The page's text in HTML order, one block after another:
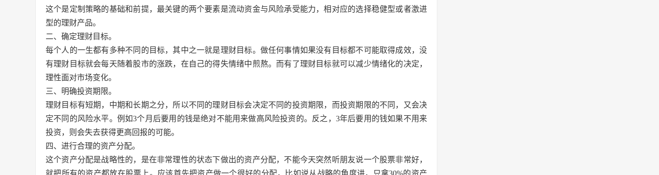
这个是定制策略的基础和前提，最关键的两个要素是流动资金与风险承受能力，相对应的选择稳健型或者激进
型的理财产品。
二、确定理财目标。
每个人的一生都有多种不同的目标，其中之一就是理财目标。做任何事情如果没有目标都不可能取得成效，没
有理财目标就会每天随着股市的涨跌，在自己的得失情绪中煎熬。而有了理财目标就可以减少情绪化的决定，
理性面对市场变化。
三、明确投资期限。
理财目标有短期，中期和长期之分，所以不同的理财目标会决定不同的投资期限，而投资期限的不同，又会决
定不同的风险水平。例如3个月后要用的钱是绝对不能用来做高风险投资的。反之，3年后要用的钱如果不用来
投资，则会失去获得更高回报的可能。
四、进行合理的资产分配。
这个资产分配是战略性的，是在非常理性的状态下做出的资产分配，不能今天突然听朋友说一个股票非常好，
就把所有的资产都放在股票上。应该首先把资产做一个很好的分配，比如说从战略的角度讲，只拿30%的资产